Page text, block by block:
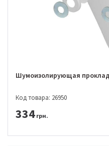
Шумоизолирующая
Код товара: 26950
334 грн.